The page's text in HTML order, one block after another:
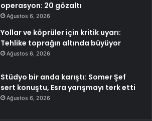
operasyon: 20 gözaltı
Ağustos 6, 2026
Yollar ve köprüler için kritik uyarı:
Tehlike toprağın altında büyüyor
Ağustos 6, 2026
Stüdyo bir anda karıştı: Somer Şef
sert konuştu, Esra yarışmayı terk etti
Ağustos 6, 2026